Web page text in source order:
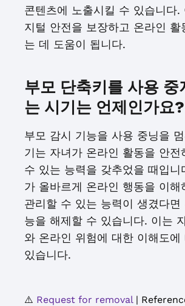
콘텐츠에 노출시킬 수 있습니다.
지털 안전을 보장하고 온라인 활
는 데 도움이 됩니다.
부모 단축키를 사용 중
는 시기는 언제인가요?
부모 감시 기능을 사용 중닝을
기는 자녀가 온라인 활동을 안전
수 있는 능력을 갖추었을 때입니
가 올바르게 온라인 행동을 이해
관리할 수 있는 능력이 생겼다면
능을 해제할 수 있습니다. 이는
와 온라인 위험에 대한 이해도에
있습니다.
⚠️ Request for removal|